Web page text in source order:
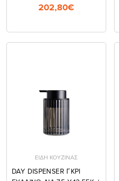
202,80€
ΕΙΔΗ ΚΟΥΖΙΝΑΣ
DAY DISPENSER ΓΚΡΙ